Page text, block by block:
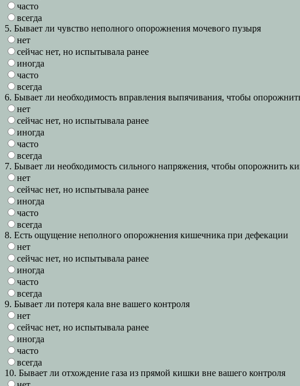
часто
всегда
5. Бывает ли чувство неполного опорожнения мочевого пузыря
нет
сейчас нет, но испытывала ранее
иногда
часто
всегда
6. Бывает ли необходимость вправления выпячивания, чтобы
нет
сейчас нет, но испытывала ранее
иногда
часто
всегда
7. Бывает ли необходимость сильного напряжения, чтобы опорожнить
нет
сейчас нет, но испытывала ранее
иногда
часто
всегда
8. Есть ощущение неполного опорожнения кишечника при дефекации
нет
сейчас нет, но испытывала ранее
иногда
часто
всегда
9. Бывает ли потеря кала вне вашего контроля
нет
сейчас нет, но испытывала ранее
иногда
часто
всегда
10. Бывает ли отхождение газа из прямой кишки вне вашего контроля